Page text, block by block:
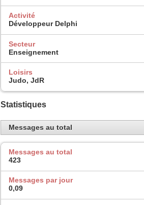
Activité
Développeur Delphi
Secteur
Enseignement
Loisirs
Judo, JdR
Statistiques
Messages au total
Messages au total
423
Messages par jour
0,09